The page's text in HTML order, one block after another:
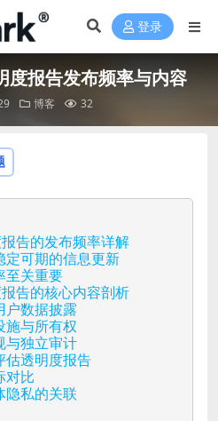
登录
报告发布频率与内容
博客 32
告的发布频率详解
定可期的信息更新
至关重要
告的核心内容剖析
户数据披露
施与所有权
与独立审计
估透明度报告
对比
隐私的关联